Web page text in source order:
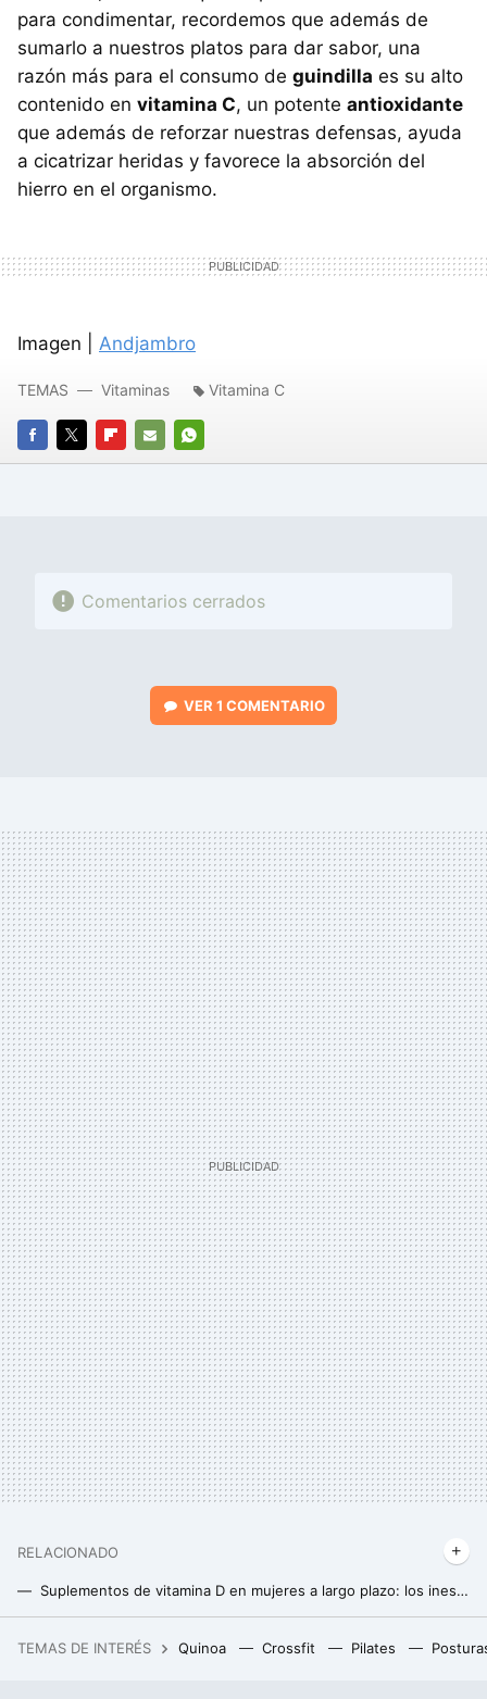
para condimentar, recordemos que además de
sumarlo a nuestros platos para dar sabor, una
razón más para el consumo de guindilla es su alto
contenido en vitamina C, un potente antioxidante
que además de reforzar nuestras defensas, ayuda
a cicatrizar heridas y favorece la absorción del
hierro en el organismo.
Imagen | Andjambro
FACEBOOK
TWITTERFLIPBOARD
E-
WHATSAPP
TEMAS Vitaminas Vitamina C
Comentarios cerrados
VER 1 COMENTARIO
RELACIONADO
Suplementos de vitamina D en mujeres a largo plazo: los inesperados efectos arrojados por un estudio
TEMAS DE INTERÉS Quinoa Crossfit Pilates